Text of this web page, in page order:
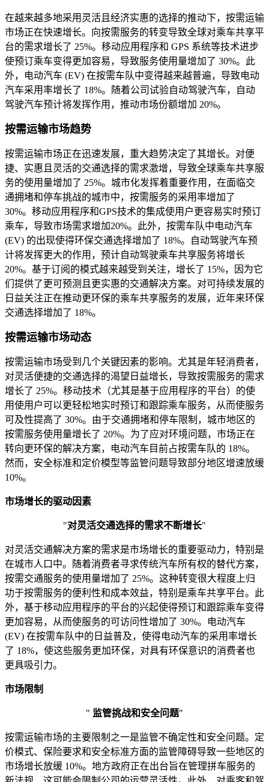
在越来越多地采用灵活且经济实惠的选择的推动下，按需运输
市场正在快速增长。向按需服务的转变导致全球对乘车共享平
台的需求增长了 25%。移动应用程序和 GPS 系统等技术进步
使预订乘车变得更加容易，导致服务使用量增加了 30%。此
外，电动汽车 (EV) 在按需车队中变得越来越普遍，导致电动
汽车采用率增长了 18%。随着公司试验自动驾驶汽车，自动
驾驶汽车预计将发挥作用，推动市场份额增加 20%。
按需运输市场趋势
按需运输市场正在迅速发展，重大趋势决定了其增长。对便
捷、实惠且灵活的交通选择的需求激增，导致全球乘车共享服
务的使用量增加了 25%。城市化发挥着重要作用，在面临交
通拥堵和停车挑战的城市中，按需服务的采用率增加了
30%。移动应用程序和GPS技术的集成使用户更容易实时预订
乘车，导致市场需求增加20%。此外，按需车队中电动汽车
(EV) 的出现使得环保交通选择增加了 18%。自动驾驶汽车预
计将发挥更大的作用，预计自动驾驶乘车共享服务将增长
20%。基于订阅的模式越来越受到关注，增长了 15%，因为它
们提供了更可预测且更实惠的交通解决方案。对可持续发展的
日益关注正在推动更环保的乘车共享服务的发展，近年来环保
交通选择增加了 18%。
按需运输市场动态
按需运输市场受到几个关键因素的影响。尤其是年轻消费者，
对灵活便捷的交通选择的渴望日益增长，导致按需服务的需求
增长了 25%。移动技术（尤其是基于应用程序的平台）的使
用使用户可以更轻松地实时预订和跟踪乘车服务，从而使服务
可及性提高了 30%。由于交通拥堵和停车限制，城市地区的
按需服务使用量增长了 20%。为了应对环境问题，市场正在
转向更环保的解决方案，电动汽车目前占按需车队的 18%。
然而，安全标准和定价模型等监管问题导致部分地区增速放缓
10%。
市场增长的驱动因素
"对灵活交通选择的需求不断增长"
对灵活交通解决方案的需求是市场增长的重要驱动力，特别是
在城市人口中。随着消费者寻求传统汽车所有权的替代方案，
按需交通服务的使用量增加了 25%。这种转变很大程度上归
功于按需服务的便利性和成本效益，特别是乘车共享平台。此
外，基于移动应用程序的平台的兴起使得预订和跟踪乘车变得
更加容易，从而使服务的可访问性增加了 30%。电动汽车
(EV) 在按需车队中的日益普及，使得电动汽车的采用率增长
了 18%，使这些服务更加环保，对具有环保意识的消费者也
更具吸引力。
市场限制
" 监管挑战和安全问题"
按需运输市场的主要限制之一是监管不确定性和安全问题。定
价模式、保险要求和安全标准方面的监管障碍导致一些地区的
市场增长放缓 10%。地方政府正在出台旨在管理拼车服务的